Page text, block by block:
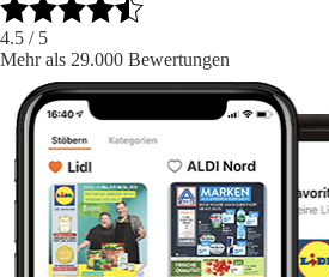
4.5 / 5
Mehr als 29.000 Bewertungen